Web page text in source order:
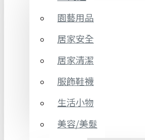
園藝用品
居家安全
居家清潔
服飾鞋襪
生活小物
美容/美髮